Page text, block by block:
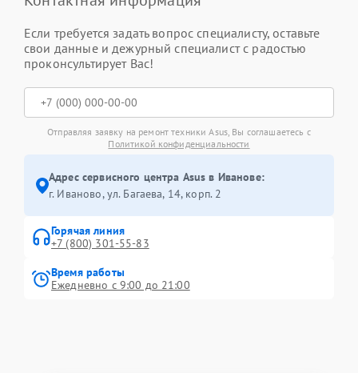
Если требуется задать вопрос специалисту, оставьте
свои данные и дежурный специалист с радостью
проконсультирует Вас!
Отправляя заявку на ремонт техники Asus, Вы соглашаетесь с
Политикой конфиденциальности
Адрес сервисного центра Asus в Иванове:
г. Иваново, ул. Багаева, 14, корп. 2
Горячая линия
+7 (800) 301-55-83
Время работы
Ежедневно с 9:00 до 21:00